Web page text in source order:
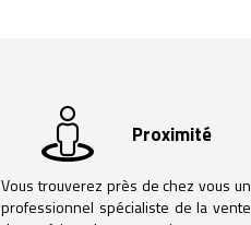
Proximité
Vous trouverez près de chez vous un
professionnel spécialiste de la vente